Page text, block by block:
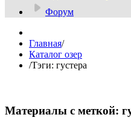
Форум
Главная/
Каталог озер
/Тэги: густера
Материалы с меткой: